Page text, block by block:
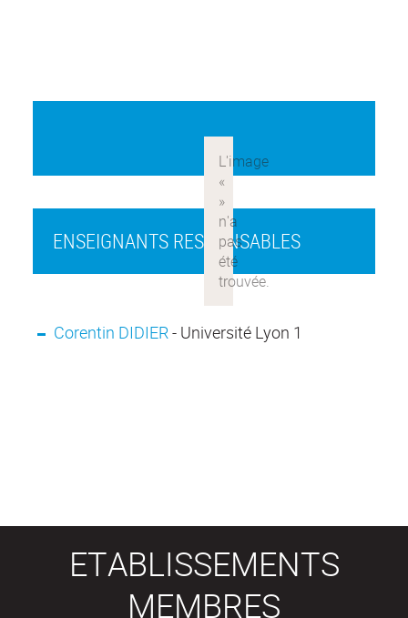
ENSEIGNANTS RESPONSABLES
Corentin DIDIER- Université Lyon 1
ETABLISSEMENTS
MEMBRES